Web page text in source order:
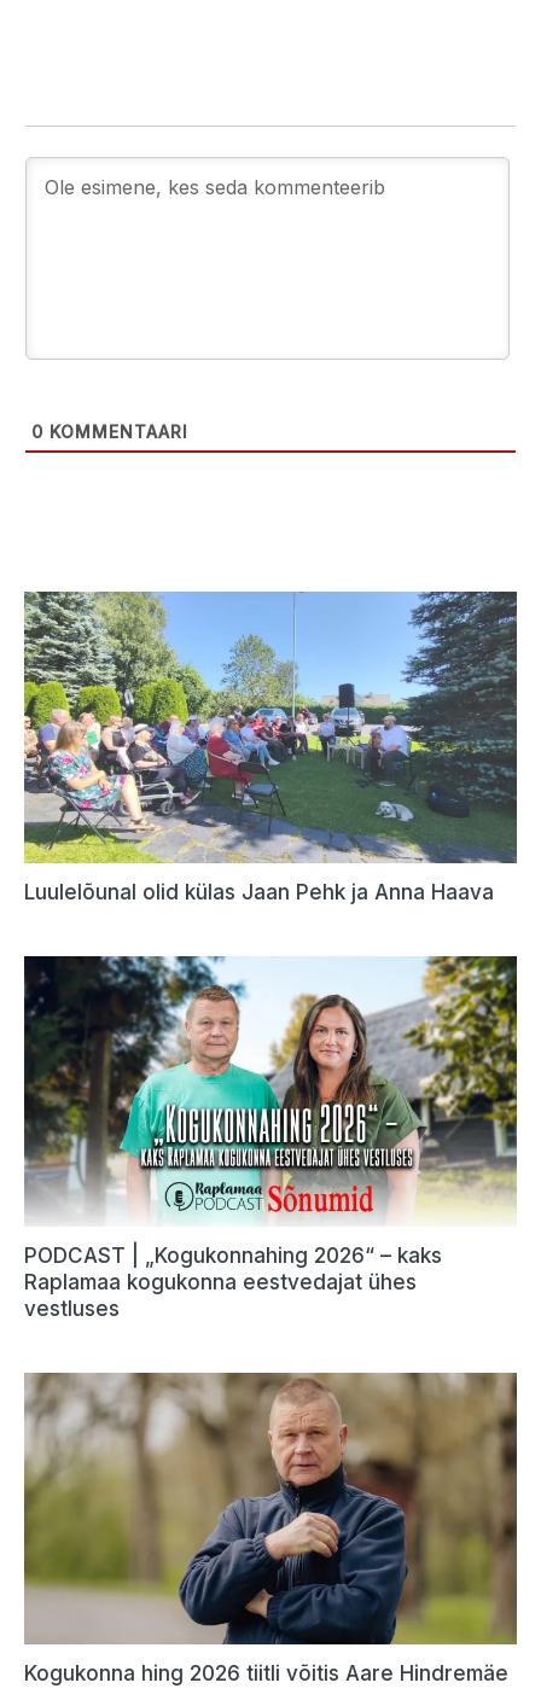
0 KOMMENTAARI
Luulelõunal olid külas Jaan Pehk ja Anna Haava
PODCAST | „Kogukonnahing 2026“ – kaks
Raplamaa kogukonna eestvedajat ühes
vestluses
Kogukonna hing 2026 tiitli võitis Aare Hindremäe